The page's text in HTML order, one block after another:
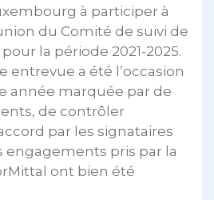
à participer à
du Comité de suivi de
la période 2021-2025.
entrevue a été l’occasion
année marquée par de
de contrôler
par les signataires
engagements pris par la
ont bien été